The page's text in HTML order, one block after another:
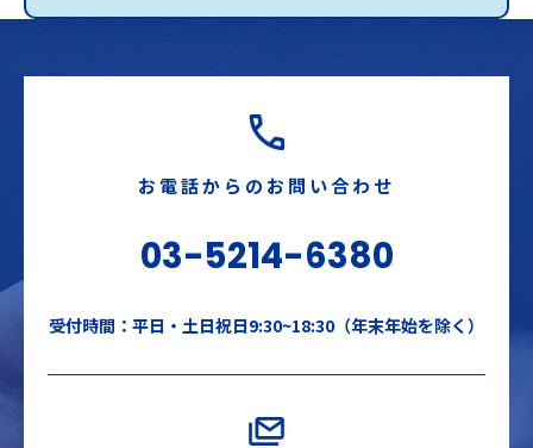
お電話からのお問い合わせ
03-5214-6380
受付時間：平日・土日祝日9:30~18:30（年末年始を除く）